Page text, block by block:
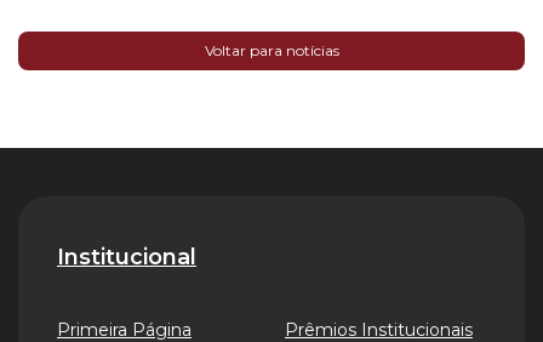
Voltar para notícias
Institucional
Primeira Página Prêmios Institucionais